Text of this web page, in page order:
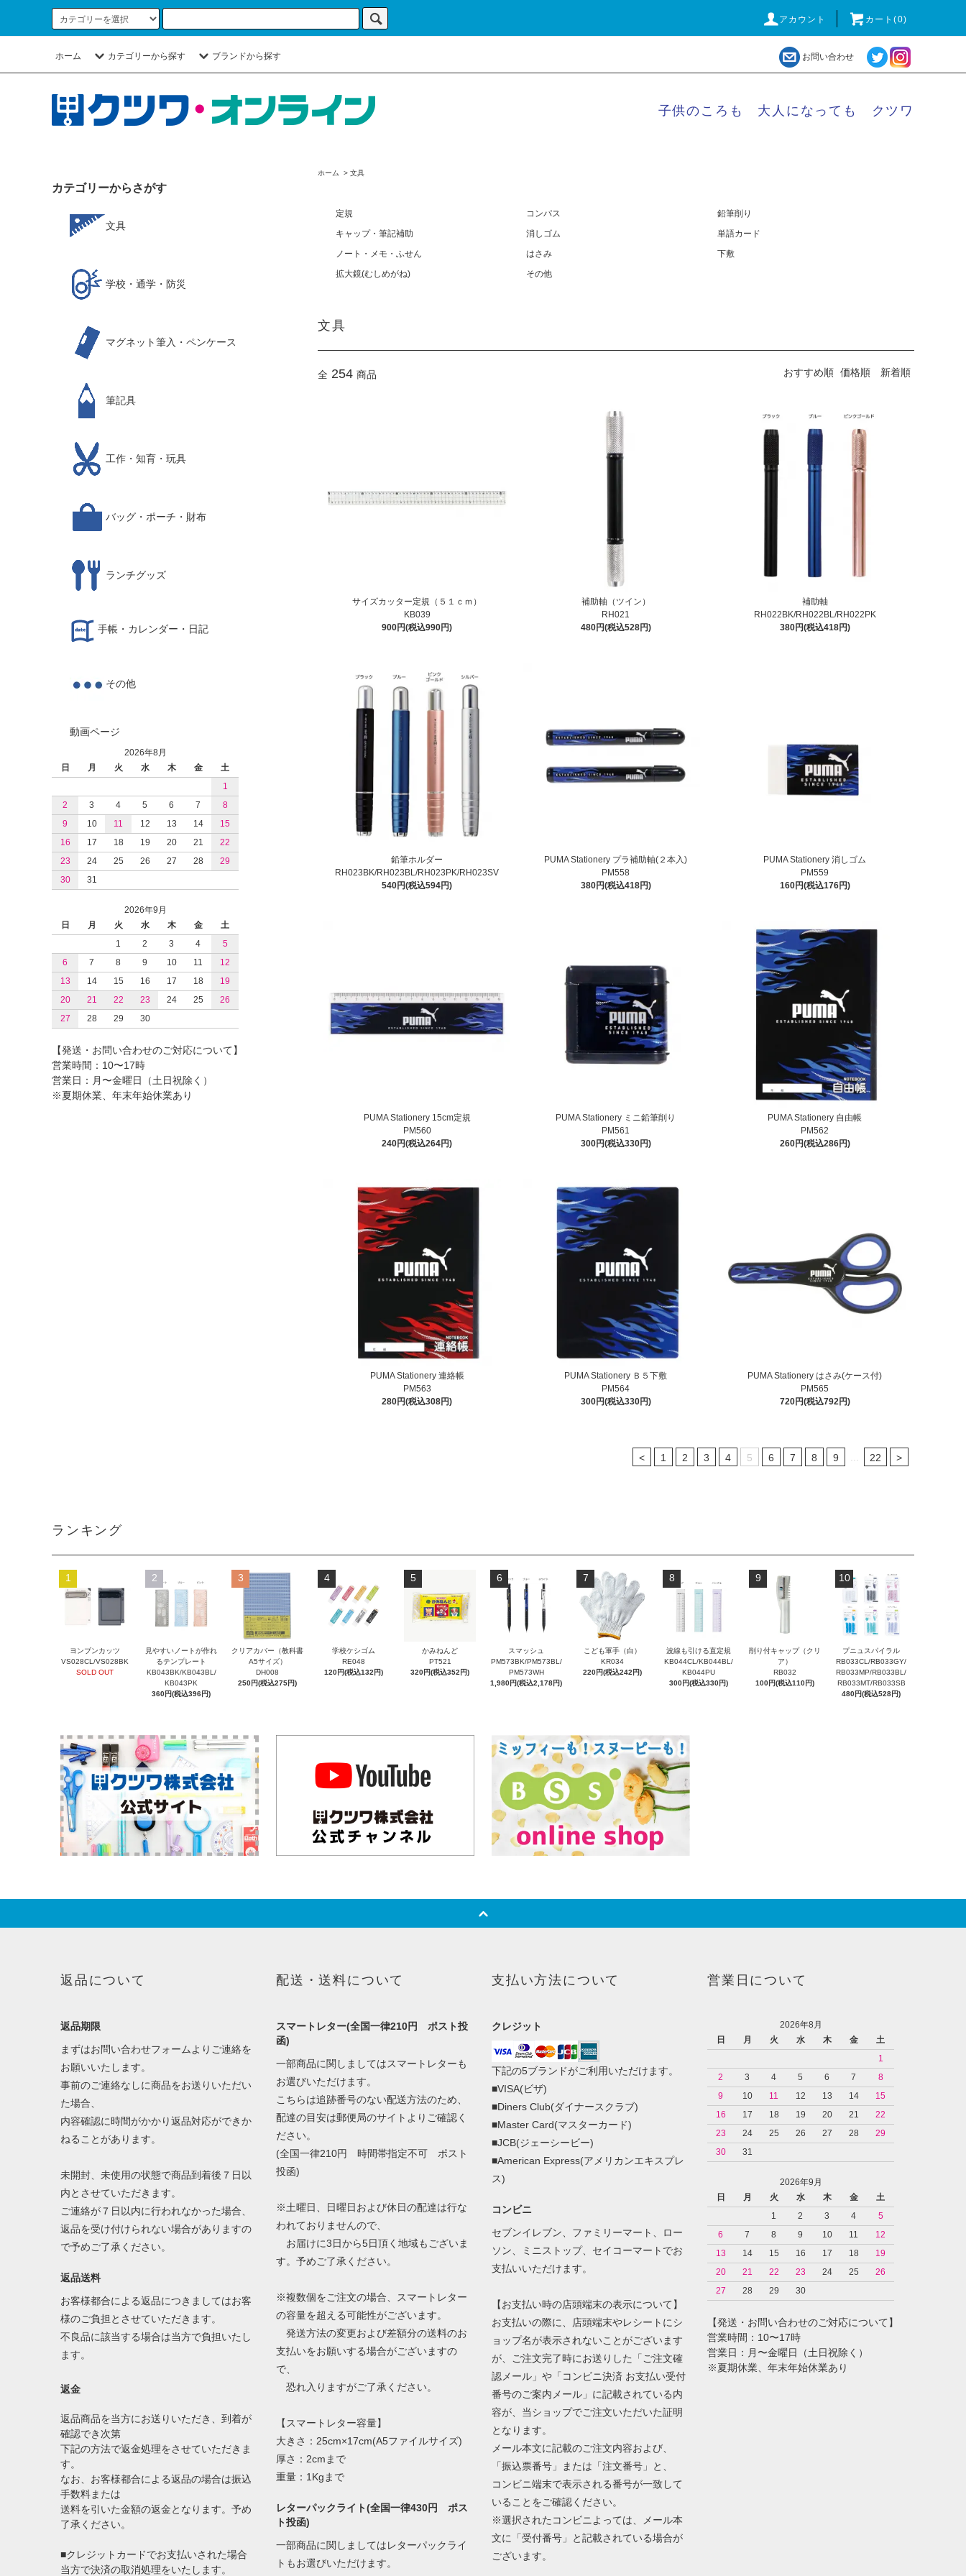
アカウント カート(0)
ホーム カテゴリーから探す ブランドから探す お問い合わせ
子供のころも 大人になっても クツワ
ホーム > 文具
定規 コンパス
鉛筆削り
キャップ・筆記補助
消しゴム
単語カード
ノート・メモ・ふせん
はさみ
下敷
拡大鏡(むしめがね)
その他
文具
全 254 商品 おすすめ順 価格順 新着順
サイズカッター定規（５１ｃｍ）
KB039
900円(税込990円)
補助軸（ツイン）
RH021
480円(税込528円)
補助軸
RH022BK/RH022BL/RH022PK
380円(税込418円)
鉛筆ホルダー
RH023BK/RH023BL/RH023PK/RH023SV
540円(税込594円)
PUMA Stationery プラ補助軸(２本入)
PM558
380円(税込418円)
PUMA Stationery 消しゴム
PM559
160円(税込176円)
PUMA Stationery 15cm定規
PM560
240円(税込264円)
PUMA Stationery ミニ鉛筆削り
PM561
300円(税込330円)
PUMA Stationery 自由帳
PM562
260円(税込286円)
PUMA Stationery 連絡帳
PM563
280円(税込308円)
PUMA Stationery Ｂ５下敷
PM564
300円(税込330円)
PUMA Stationery はさみ(ケース付)
PM565
720円(税込792円)
< 1 2 3 4 5 6 7 8 9 22 >
カテゴリーからさがす
文具
学校・通学・防災
マグネット筆入・ペンケース
筆記具
工作・知育・玩具
バッグ・ポーチ・財布
ランチグッズ
手帳・カレンダー・日記
その他
動画ページ
2026年8月
日
月 火 水 木 金
土
1
2
3 4 5 6 7
8
9
10 11 12 13 14
15
16
17 18 19 20 21
22
23
24 25 26 27 28
29
30
31
2026年9月
日
月 火 水 木 金
土
1
2 3 4
5
6
7 8 9 10 11
12
13
14 15 16 17 18
19
20
21 22 23 24 25
26
27
28 29 30
【発送・お問い合わせのご対応について】
営業時間：10〜17時
営業日：月〜金曜日（土日祝除く）
※夏期休業、年末年始休業あり
ランキング
1
ヨンブンカッツ
VS028CL/VS028BK
SOLD OUT
2
見やすいノートが作れ
るテンプレート
KB043BK/KB043BL/
KB043PK
360円(税込396円)
3
クリアカバー（教科書
A5サイズ）
DH008
250円(税込275円)
4
学校ケシゴム
RE048
120円(税込132円)
5
かみねんど
PT521
320円(税込352円)
6
スマッシュ
PM573BK/PM573BL/
PM573WH
1,980円(税込2,178円)
7
こども軍手（白）
KR034
220円(税込242円)
8
波線も引ける直定規
KB044CL/KB044BL/
KB044PU
300円(税込330円)
9
削り付キャップ（クリ
ア）
RB032
100円(税込110円)
10
プニュスパイラル
RB033CL/RB033GY/
RB033MP/RB033BL/
RB033MT/RB033SB
480円(税込528円)
返品について
返品期限
まずはお問い合わせフォームよりご連絡を
お願いいたします。
事前のご連絡なしに商品をお送りいただい
た場合、
内容確認に時間がかかり返品対応ができか
ねることがあります。
未開封、未使用の状態で商品到着後７日以
内とさせていただきます。
ご連絡が７日以内に行われなかった場合、
返品を受け付けられない場合がありますの
で予めご了承ください。
返品送料
お客様都合による返品につきましてはお客
様のご負担とさせていただきます。
不良品に該当する場合は当方で負担いたし
ます。
返金
返品商品を当方にお送りいただき、到着が
確認でき次第
下記の方法で返金処理をさせていただきま
す。
なお、お客様都合による返品の場合は振込
手数料または
送料を引いた金額の返金となります。予め
了承ください。
■クレジットカードでお支払いされた場合
当方で決済の取消処理をいたします。
配送・送料について
スマートレター(全国一律210円 ポスト投
函)
一部商品に関しましてはスマートレターも
お選びいただけます。
こちらは追跡番号のない配送方法のため、
配達の目安は郵便局のサイトよりご確認く
ださい。
(全国一律210円 時間帯指定不可 ポスト
投函)
※土曜日、日曜日および休日の配達は行な
われておりませんので、
お届けに3日から5日頂く地域もございま
す。予めご了承ください。
※複数個をご注文の場合、スマートレター
の容量を超える可能性がございます。
発送方法の変更および差額分の送料のお
支払いをお願いする場合がございますの
で、
恐れ入りますがご了承ください。
【スマートレター容量】
大きさ：25cm×17cm(A5ファイルサイズ)
厚さ：2cmまで
重量：1Kgまで
レターパックライト(全国一律430円 ポス
ト投函)
一部商品に関しましてはレターパックライ
トもお選びいただけます。
支払い方法について
クレジット
下記の5ブランドがご利用いただけます。
■VISA(ビザ)
■Diners Club(ダイナースクラブ)
■Master Card(マスターカード)
■JCB(ジェーシービー)
■American Express(アメリカンエキスプレ
ス)
コンビニ
セブンイレブン、ファミリーマート、ロー
ソン、ミニストップ、セイコーマートでお
支払いいただけます。
【お支払い時の店頭端末の表示について】
お支払いの際に、店頭端末やレシートにシ
ョップ名が表示されないことがございます
が、ご注文完了時にお送りした「ご注文確
認メール」や「コンビニ決済 お支払い受付
番号のご案内メール」に記載されている内
容が、当ショップでご注文いただいた証明
となります。
メール本文に記載のご注文内容および、
「振込票番号」または「注文番号」と、
コンビニ端末で表示される番号が一致して
いることをご確認ください。
※選択されたコンビニよっては、メール本
文に「受付番号」と記載されている場合が
ございます。
営業日について
2026年8月
日
月 火 水 木 金
土
1
2
3 4 5 6 7
8
9
10 11 12 13 14
15
16
17 18 19 20 21
22
23
24 25 26 27 28
29
30
31
2026年9月
日
月 火 水 木 金
土
1
2 3 4
5
6
7 8 9 10 11
12
13
14 15 16 17 18
19
20
21 22 23 24 25
26
27
28 29 30
【発送・お問い合わせのご対応について】
営業時間：10〜17時
営業日：月〜金曜日（土日祝除く）
※夏期休業、年末年始休業あり